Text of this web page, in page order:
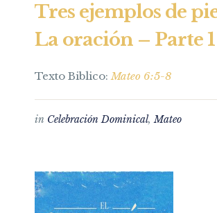
Tres ejemplos de
La oración – Parte 1
Texto Biblico:Mateo 6:5-8
in Celebración Dominical,Mateo